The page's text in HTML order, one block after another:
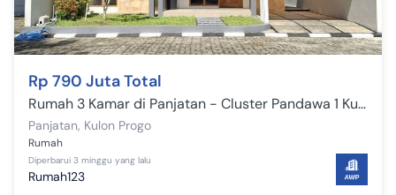
Rp 790 Juta Total
Rumah 3 Kamar di Panjatan - Cluster Pandawa 1 Kulon Progo
Panjatan, Kulon Progo
Rumah
Diperbarui 3 minggu yang lalu
Rumah123